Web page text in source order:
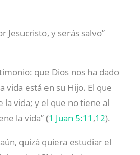
Jesucristo, y serás salvo”
que Dios nos ha dado
vida está en su Hijo. El que
la vida; y el que no tiene al
la vida” (1 Juan 5:11 ,12).
quizá quiera estudiar el